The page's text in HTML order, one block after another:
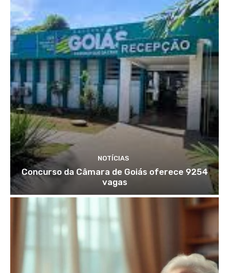
NOTÍCIAS
Concurso da Câmara de Goiás oferece 9254
vagas